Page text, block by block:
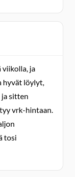
viikolla, ja
hyvät löylyt,
sitten
vrk-hintaan.
tosi